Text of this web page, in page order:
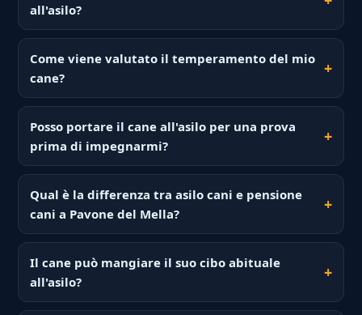
all'asilo?
Come viene valutato il temperamento del mio
cane?
Posso portare il cane all'asilo per una prova
prima di impegnarmi?
Qual è la differenza tra asilo cani e pensione
cani a Pavone del Mella?
Il cane può mangiare il suo cibo abituale
all'asilo?